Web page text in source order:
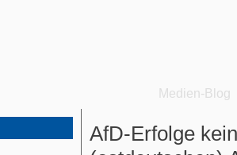
Medien-Blog
AfD-Erfolge